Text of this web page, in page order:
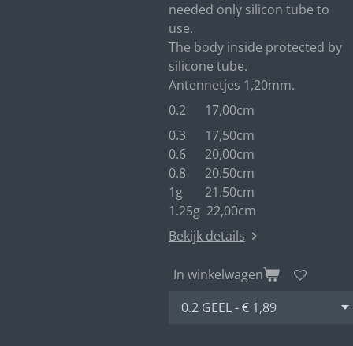
needed only silicon tube to
use.
The body inside protected by
silicone tube.
Antennetjes 1,20mm.
0.2 17,00cm
0.3 17,50cm
0.6 20,00cm
0.8 20.50cm
1g 21.50cm
1.25g 22,00cm
Bekijk details
In winkelwagen